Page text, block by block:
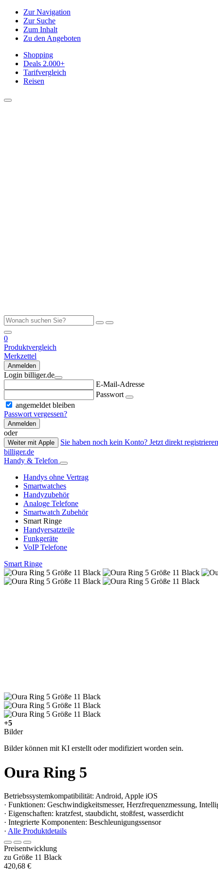
Zur Navigation
Zur Suche
Zum Inhalt
Zu den Angeboten
Shopping
Deals 2.000+
Tarifvergleich
Reisen
0
Produktvergleich
Merkzettel
Anmelden
Login billiger.de
E-Mail-Adresse
Passwort
angemeldet bleiben
Passwort vergessen?
Anmelden
oder
Weiter mit Apple
Sie haben noch kein Konto? Jetzt direkt
billiger.de
Handy & Telefon
Handys ohne Vertrag
Smartwatches
Handyzubehör
Analoge Telefone
Smartwatch Zubehör
Smart Ringe
Handyersatzteile
Funkgeräte
VoIP Telefone
Smart Ringe
+5
Bilder
Bilder können mit KI erstellt oder modifiziert worden sein.
Oura Ring 5
Betriebssystemkompatibilität: Android, Apple iOS
· Funktionen: Geschwindigkeitsmesser, Herzfrequenzmessung,
· Eigenschaften: kratzfest, staubdicht, stoßfest, wasserdicht
· Integrierte Komponenten: Beschleunigungssensor
· Alle Produktdetails
Preisentwicklung
zu Größe 11 Black
420,68 €